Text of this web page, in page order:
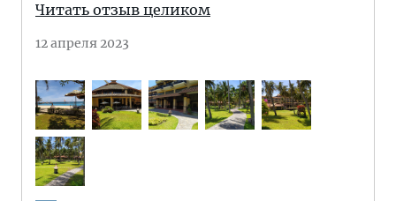
Читать отзыв целиком
12 апреля 2023